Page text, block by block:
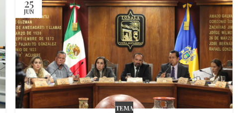
25
JUN
TEMA